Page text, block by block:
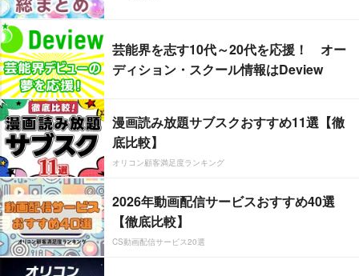
芸能界を志す10代～20代を応援！ オー
ディション・スクール情報はDeview
漫画読み放題サブスクおすすめ11選【徹
底比較】
オリコン顧客満足度ランキング
2026年動画配信サービスおすすめ40選
【徹底比較】
CS動画配信サービス20選